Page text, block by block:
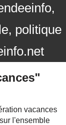
politique
vacances
l'ensemble